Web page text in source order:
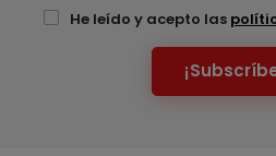
He leído y acepto las